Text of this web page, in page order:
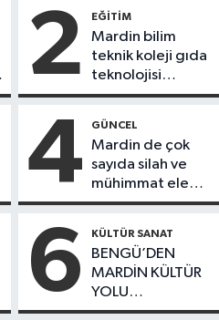
2 EĞİTİM
Mardin bilim
teknik koleji gıda
teknolojisi
öğrencileri
ürünlerini satarak
köydeki
çoçuklara kitap
desteğinde
bulundu
4 GÜNCEL
Mardin de çok
sayıda silah ve
mühimmat ele
geçirildi
6 KÜLTÜR SANAT
BENGÜ’DEN
MARDİN KÜLTÜR
YOLU
FESTIVALİ’NDE